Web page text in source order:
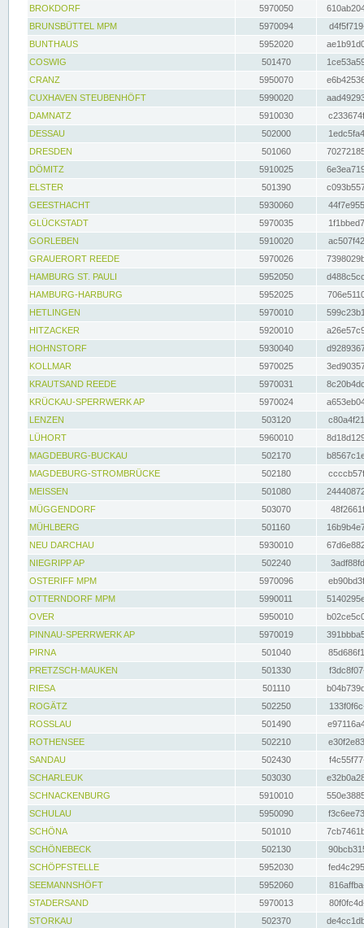
BROKDORF
5970050
BRUNSBÜTTEL MPM
5970094
BUNTHAUS
5952020
COSWIG
501470
CRANZ
5950070
CUXHAVEN STEUBENHÖFT
5990020
DAMNATZ
5910030
DESSAU
502000
DRESDEN
501060
DÖMITZ
5910025
ELSTER
501390
GEESTHACHT
5930060
GLÜCKSTADT
5970035
GORLEBEN
5910020
GRAUERORT REEDE
5970026
HAMBURG ST. PAULI
5952050
HAMBURG-HARBURG
5952025
HETLINGEN
5970010
HITZACKER
5920010
HOHNSTORF
5930040
KOLLMAR
5970025
KRAUTSAND REEDE
5970031
KRÜCKAU-SPERRWERK AP
5970024
LENZEN
503120
LÜHORT
5960010
MAGDEBURG-BUCKAU
502170
MAGDEBURG-STROMBRÜCKE
502180
MEISSEN
501080
MÜGGENDORF
503070
MÜHLBERG
501160
NEU DARCHAU
5930010
NIEGRIPP AP
502240
OSTERIFF MPM
5970096
OTTERNDORF MPM
5990011
OVER
5950010
PINNAU-SPERRWERK AP
5970019
PIRNA
501040
PRETZSCH-MAUKEN
501330
RIESA
501110
ROGÄTZ
502250
ROSSLAU
501490
ROTHENSEE
502210
SANDAU
502430
SCHARLEUK
503030
SCHNACKENBURG
5910010
SCHULAU
5950090
SCHÖNA
501010
SCHÖNEBECK
502130
SCHÖPFSTELLE
5952030
SEEMANNSHÖFT
5952060
STADERSAND
5970013
STORKAU
502370